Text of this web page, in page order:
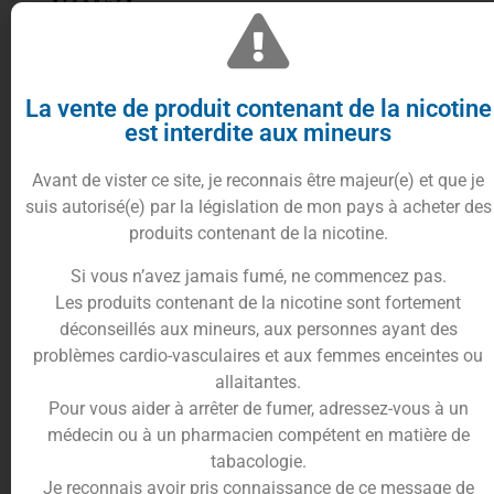
d’arôme Citron Orange Mandarine 10 ml .
Issu de leur gammeFruizee, il est comme tous les
de cette gamme, fort en
fruit avec la fameuse touche extra fraiche.
Conçu pour vos préparationDo It Yourself, ce
comme son nom l’indique, est à base
citron, d’orange et de mandarine.
Ce mélange de fruits et d’agrumes à des notes
acidulées, pétillantes mais également sucrées.
Très parfumé et bluffant de réalisme, il fera frétiller
vos papilles et donnera un vent de fraicheur à vos
préparation DIY
Conditionnement du concentré
Citron Orange Mandarine
La vente de produit contenant de la nicotine
est interdite aux mineurs
Avant de vister ce site, je reconnais être majeur(e) et que je
suis autorisé(e) par la législation de mon pays à acheter des
produits contenant de la nicotine.
Si vous n’avez jamais fumé, ne commencez pas.
Les produits contenant de la nicotine sont fortement
déconseillés aux mineurs, aux personnes ayant des
problèmes cardio-vasculaires et aux femmes enceintes ou
allaitantes.
Pour vous aider à arrêter de fumer, adressez-vous à un
médecin ou à un pharmacien compétent en matière de
tabacologie.
Je reconnais avoir pris connaissance de ce message de